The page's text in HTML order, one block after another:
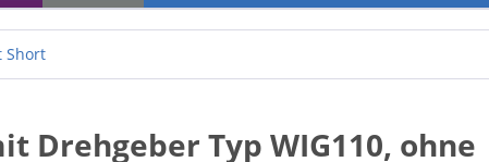
Short
Drehgeber Typ WIG110, ohne